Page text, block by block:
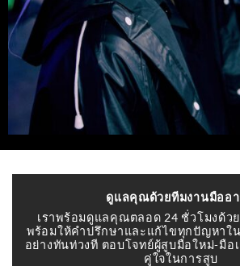
ดูแลคุณด้วยทีมงานมืออ
เราพร้อมดูแลคุณตลอด 24 ชั่วโมงด้ว
พร้อมให้คำปรึกษาและแก้ไขทุกปัญหาใ
อย่างทันท่วงที ตอบโจทย์ผู้สูบมือใหม่-มือ
คู่ใจในการสูบ